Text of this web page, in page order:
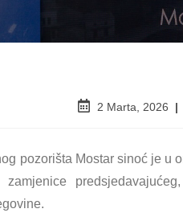
2 Marta, 2026
pozorišta Mostar sinoć je u